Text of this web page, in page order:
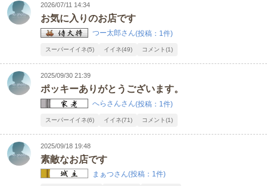
2026/07/11 14:34
お気に入りのお店です
つー太郎さん(投稿：1件)
スーパーイイネ(5) イイネ(49) コメント(1)
2025/09/30 21:39
ポッキーありがとうございます。
へらさんさん(投稿：1件)
スーパーイイネ(6) イイネ(71) コメント(1)
2025/09/18 19:48
素敵なお店です
まぁつさん(投稿：1件)